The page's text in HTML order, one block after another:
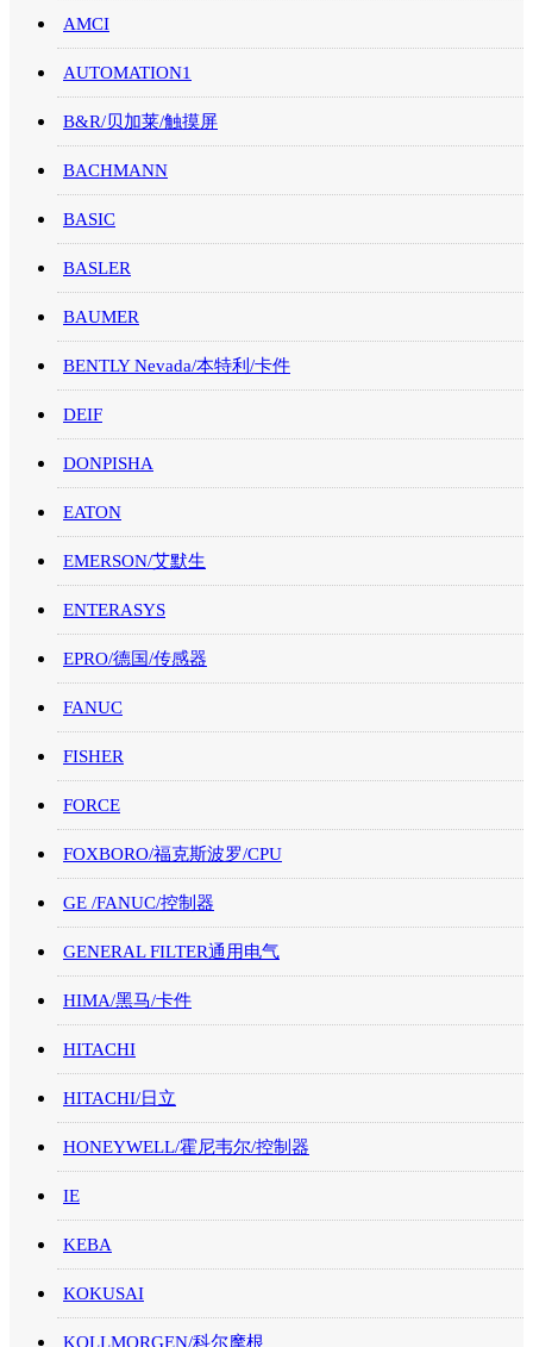
AMCI
AUTOMATION1
B&R/贝加莱/触摸屏
BACHMANN
BASIC
BASLER
BAUMER
BENTLY Nevada/本特利/卡件
DEIF
DONPISHA
EATON
EMERSON/艾默生
ENTERASYS
EPRO/德国/传感器
FANUC
FISHER
FORCE
FOXBORO/福克斯波罗/CPU
GE /FANUC/控制器
GENERAL FILTER通用电气
HIMA/黑马/卡件
HITACHI
HITACHI/日立
HONEYWELL/霍尼韦尔/控制器
IE
KEBA
KOKUSAI
KOLLMORGEN/科尔摩根